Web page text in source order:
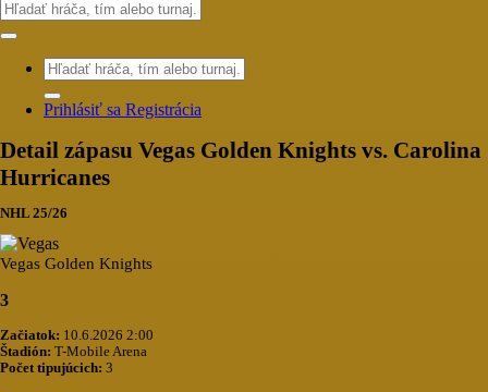
Prihlásiť sa Registrácia
Detail zápasu Vegas Golden Knights vs. Carolina
Hurricanes
NHL 25/26
Vegas Golden Knights
3
Začiatok: 10.6.2026 2:00
Štadión: T-Mobile Arena
Počet tipujúcich: 3